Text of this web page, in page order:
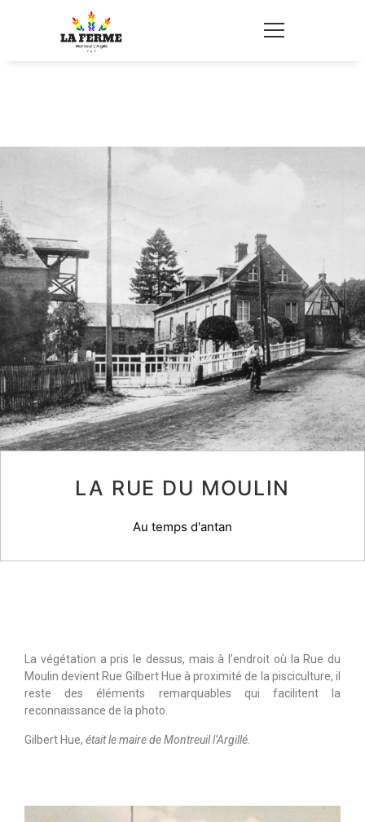
LA RUE DU MOULIN
Au temps d'antan
La végétation a pris le dessus, mais à l’endroit où la Rue du
Moulin devient Rue Gilbert Hue à proximité de la pisciculture, il
reste des éléments remarquables qui facilitent la
reconnaissance de la photo.
Gilbert Hue, était le maire de Montreuil l’Argillé.